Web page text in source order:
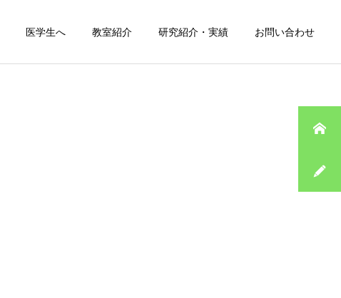
医学生へ 教室紹介 研究紹介・実績 お問い合わせ